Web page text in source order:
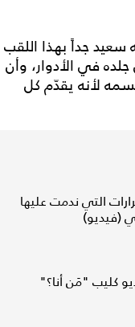
سعيد جداً بهذا اللقب
جلده في الأدوار، وأن
لأنه يقدّم كل
التي ندمت عليها
(فيديو)
كليب "مَن أنا؟"